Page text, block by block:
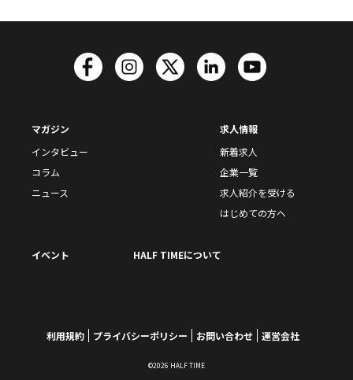
マガジン
インタビュー
コラム
ニュース
求人情報
新着求人
企業一覧
求人紹介を受ける
はじめての方へ
イベント HALF TIMEについて
利用規約 プライバシーポリシー お問い合わせ 運営会社
©2026 HALF TIME